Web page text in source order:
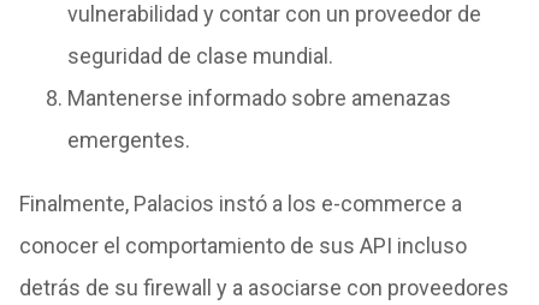
vulnerabilidad y contar con un proveedor de
seguridad de clase mundial.
Mantenerse informado sobre amenazas
emergentes.
Finalmente, Palacios instó a los e-commerce a
conocer el comportamiento de sus API incluso
detrás de su firewall y a asociarse con proveedores